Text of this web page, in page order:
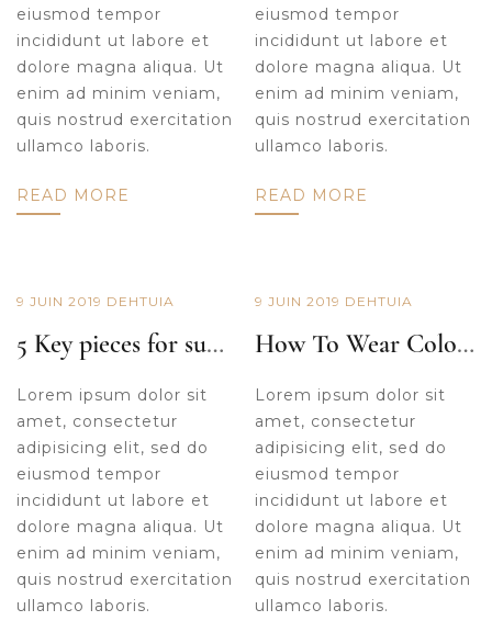
eiusmod tempor
incididunt ut labore et
dolore magna aliqua. Ut
enim ad minim veniam,
quis nostrud exercitation
ullamco laboris.
READ MORE
eiusmod tempor
incididunt ut labore et
dolore magna aliqua. Ut
enim ad minim veniam,
quis nostrud exercitation
ullamco laboris.
READ MORE
9 JUIN 2019 DE HTUIA
5 Key pieces for summer days at work
Lorem ipsum dolor sit
amet, consectetur
adipisicing elit, sed do
eiusmod tempor
incididunt ut labore et
dolore magna aliqua. Ut
enim ad minim veniam,
quis nostrud exercitation
ullamco laboris.
9 JUIN 2019 DE HTUIA
How To Wear Color Now
Lorem ipsum dolor sit
amet, consectetur
adipisicing elit, sed do
eiusmod tempor
incididunt ut labore et
dolore magna aliqua. Ut
enim ad minim veniam,
quis nostrud exercitation
ullamco laboris.